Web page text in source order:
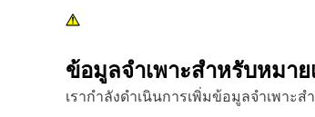
ข้อมูลจำเพาะสำหรับหมา
เรากำลังดำเนินการเพิ่มข้อมูลจำเพาะ